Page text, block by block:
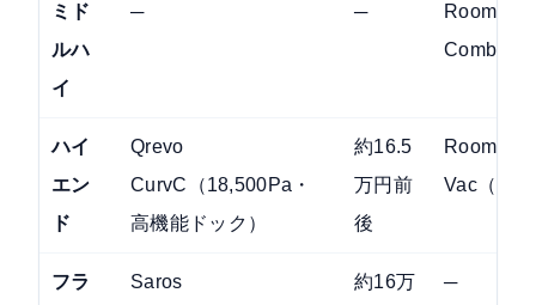
ミド
ルハ
イ
─ ─
Roomba
Combo
ハイ
エン
ド
Qrevo
CurvC（18,500Pa・
高機能ドック）
約16.5
万円前
後
Roomba
Vac（吸
フラ
Saros
約16万
─